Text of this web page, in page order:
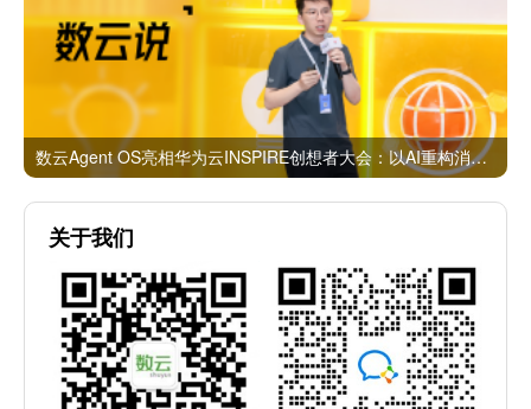
数云Agent OS亮相华为云INSPIRE创想者大会：以AI重构消费者运营与零售营销新范式
关于我们